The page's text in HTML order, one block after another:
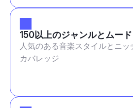
150以上のジャンルとムード
人気のある音楽スタイルとニ
カバレッジ